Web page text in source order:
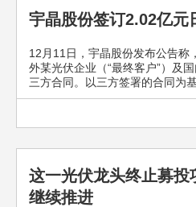
宇晶股份签订2.02亿元
12月11日，宇晶股份发布公告称
外某光伏企业（“最终客户”）及
三方合同。以三方签署的合同为
这一光伏龙头终止募投
继续推进